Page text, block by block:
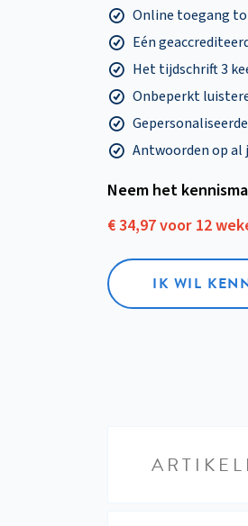
Online toegang
Eén
Het tijdschrift 3
Onbeperkt
Antwoorden op al
Neem het
€ 34,97 voor 12
IK WIL